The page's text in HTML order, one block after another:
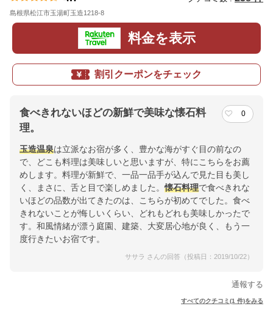
島根県松江市玉湯町玉造1218-8
料金を表示
割引クーポンをチェック
食べきれないほどの新鮮で美味な懐石料
理。
0
玉造温泉は立派なお宿が多く、豊かな海がすぐ目の前なの
で、どこも料理は美味しいと思いますが、特にこちらをお薦
めします。料理が新鮮で、一品一品手が込んで見た目も美し
く、まさに、舌と目で楽しめました。懐石料理で食べきれな
いほどの品数が出てきたのは、こちらが初めてでした。食べ
きれないことが悔しいくらい、どれもどれも美味しかったで
す。和風情緒が漂う庭園、建築、大変居心地が良く、もう一
度行きたいお宿です。
ササラ さんの回答（投稿日：2019/10/22）
通報する
すべてのクチコミ(1 件)をみる